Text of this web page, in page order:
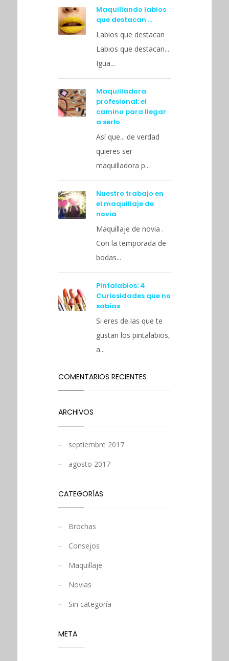
Maquillando labios
que destacan …
Labios que destacan
Labios que destacan...
Igua...
Maquilladora
profesional: el
camino para llegar
a serlo
Así que... de verdad
quieres ser
maquilladora p...
Nuestro trabajo en
el maquillaje de
novia
Maquillaje de novia .
Con la temporada de
bodas...
Pintalabios: 4
Curiosidades que no
sabías
Si eres de las que te
gustan los pintalabios,
a...
COMENTARIOS RECIENTES
ARCHIVOS
septiembre 2017
agosto 2017
CATEGORÍAS
Brochas
Consejos
Maquillaje
Novias
Sin categoría
META